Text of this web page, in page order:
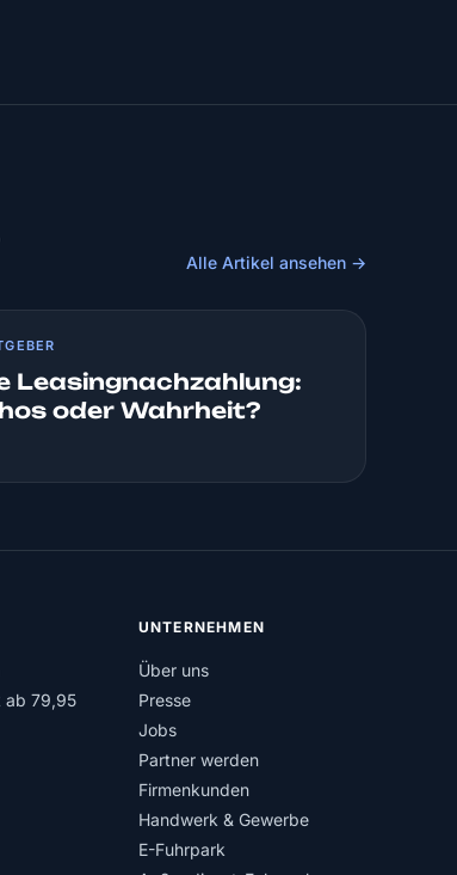
Alle Artikel ansehen →
Leasingnachzahlung:
oder Wahrheit?
ab 79,95
UNTERNEHMEN
Über uns
Presse
Jobs
Partner werden
Firmenkunden
Handwerk & Gewerbe
E-Fuhrpark